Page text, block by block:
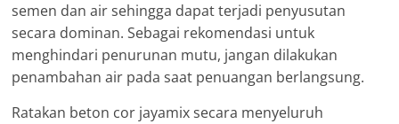
semen dan air sehingga dapat terjadi penyusutan
secara dominan. Sebagai rekomendasi untuk
menghindari penurunan mutu, jangan dilakukan
penambahan air pada saat penuangan berlangsung.
Ratakan beton cor jayamix secara menyeluruh